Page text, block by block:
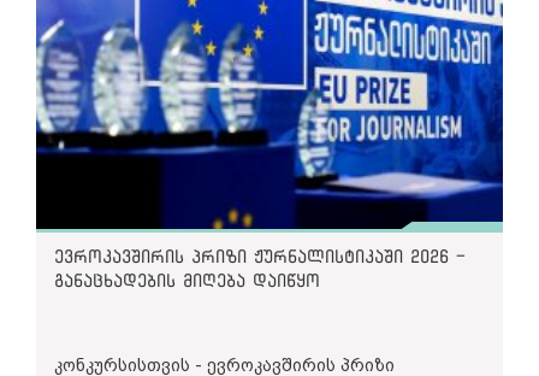
ევროკავშირის პრიზი ჟურნალისტიკაში 2026 -
განაცხადების მიღება დაიწყო
კონკურსისთვის - ევროკავშირის პრიზი